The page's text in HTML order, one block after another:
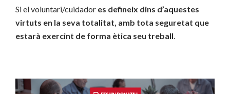
Si el voluntari/cuidador es defineix dins d’aquestes
virtuts en la seva totalitat, amb tota seguretat que
estarà exercint de forma ètica seu treball.